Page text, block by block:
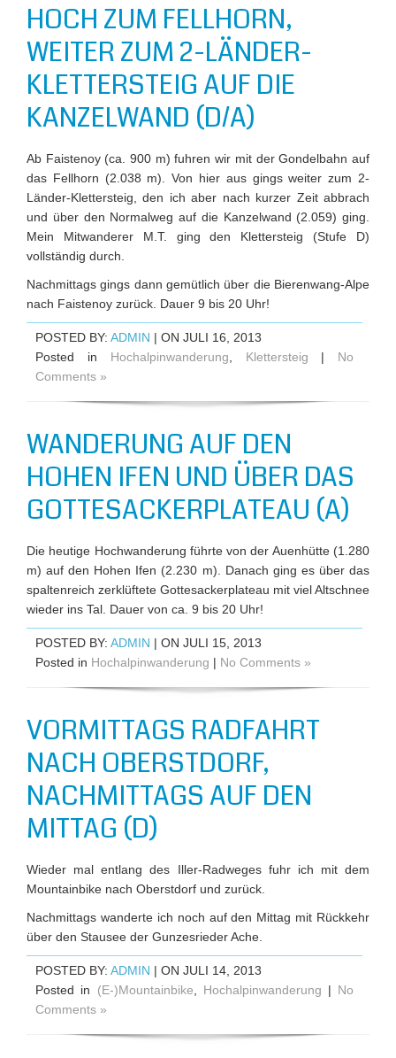
HOCH ZUM FELLHORN,
WEITER ZUM 2-LÄNDER-
KLETTERSTEIG AUF DIE
KANZELWAND (D/A)
Ab Faistenoy (ca. 900 m) fuhren wir mit der Gondelbahn auf
das Fellhorn (2.038 m). Von hier aus gings weiter zum 2-
Länder-Klettersteig, den ich aber nach kurzer Zeit abbrach
und über den Normalweg auf die Kanzelwand (2.059) ging.
Mein Mitwanderer M.T. ging den Klettersteig (Stufe D)
vollständig durch.
Nachmittags gings dann gemütlich über die Bierenwang-Alpe
nach Faistenoy zurück. Dauer 9 bis 20 Uhr!
POSTED BY: ADMIN | ON JULI 16, 2013
Posted in Hochalpinwanderung Klettersteig | No
Comments »
WANDERUNG AUF DEN
HOHEN IFEN UND ÜBER DAS
GOTTESACKERPLATEAU (A)
Die heutige Hochwanderung führte von der Auenhütte (1.280
m) auf den Hohen Ifen (2.230 m). Danach ging es über das
spaltenreich zerklüftete Gottesackerplateau mit viel Altschnee
wieder ins Tal. Dauer von ca. 9 bis 20 Uhr!
POSTED BY: ADMIN | ON JULI 15, 2013
Posted in Hochalpinwanderung | No Comments »
VORMITTAGS RADFAHRT
NACH OBERSTDORF,
NACHMITTAGS AUF DEN
MITTAG (D)
Wieder mal entlang des Iller-Radweges fuhr ich mit dem
Mountainbike nach Oberstdorf und zurück.
Nachmittags wanderte ich noch auf den Mittag mit Rückkehr
über den Stausee der Gunzesrieder Ache.
POSTED BY: ADMIN | ON JULI 14, 2013
Posted in (E-)Mountainbike Hochalpinwanderung | No
Comments »